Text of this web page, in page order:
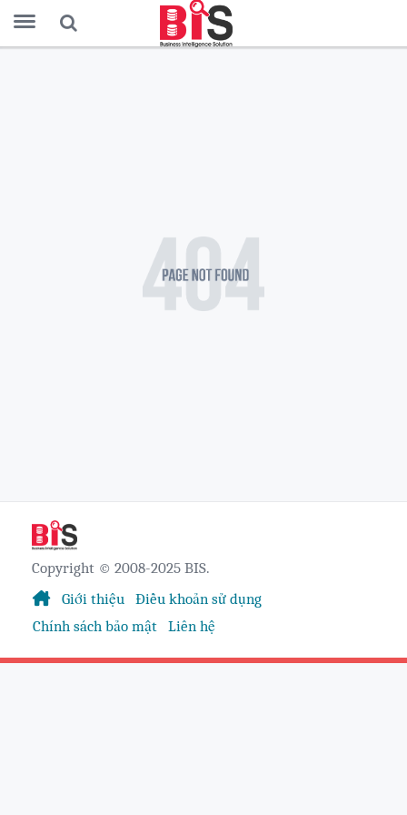
Copyright © 2008-2025 BIS.
Giới thiệu
Điều khoản sử dụng
Chính sách bảo mật Liên hệ